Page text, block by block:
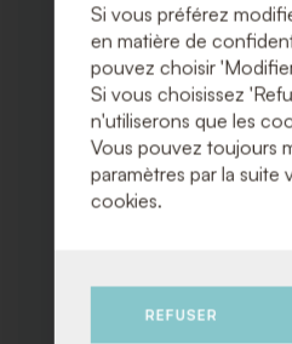
Si vous préférez
en matière de
pouvez choisir
Si vous choisissez
n'utiliserons que les
Vous pouvez toujours
paramètres par la suite
cookies.
REFUSER